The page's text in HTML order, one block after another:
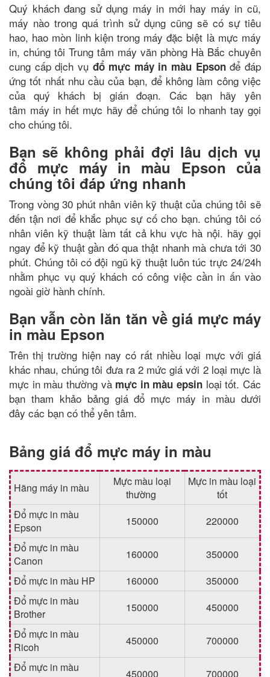
Quý khách đang sử dụng máy in mới hay máy in cũ,
máy nào trong quá trình sử dụng cũng sẽ có sự tiêu
hao, hao mòn linh kiện trong máy đặc biệt là mực máy
in, chúng tôi Trung tâm máy văn phòng Hà Bắc chuyên
cung cấp dịch vụ đổ mực máy in màu Epsonđể đáp
ứng tốt nhất nhu cầu của bạn, để không làm công việc
của quý khách bị gián đoạn. Các bạn hãy yên
tâm máy in hết mực hãy để chúng tôi lo nhanh tay gọi
cho chúng tôi.
Bạn sẽ không phải đợi lâu dịch vụ
đổ mực máy in màu Epson của
chúng tôi đáp ứng nhanh
Trong vòng 30 phút nhân viên kỹ thuật của chúng tôi sẽ
đến tận nơi để khắc phục sự cố cho bạn. chúng tôi có
nhân viên kỹ thuật làm tất cả khu vực hà nội. hãy gọi
ngay để kỹ thuật gần đó qua thật nhanh mà chưa tới 30
phút. Chúng tôi có đội ngũ kỹ thuật luôn túc trực 24/24h
nhằm phục vụ quý khách có công việc cần in ấn vào
ngoài giờ hành chính.
Bạn vẫn còn lăn tăn về giá mực máy
in màu Epson
Trên thị trường hiện nay có rất nhiều loại mực với giá
khác nhau, chúng tôi đưa ra 2 mức giá với 2 loại mực là
mực in màu thường và mực in màu epsin loại tốt. Các
bạn tham khảo bảng giá đổ mực máy in màu dưới
đây các bạn có thể yên tâm.
Bảng giá đổ mực máy in màu
Hãng máy in màu
Mực màu loại
thường
Mực in màu loại
tốt
Đổ mực in màu
Epson
150000
220000
Đổ mực in màu
Canon
160000
350000
Đổ mực in màu HP
160000
350000
Đổ mực in màu
Brother
150000
450000
Đổ mực in màu
Ricoh
450000
700000
Đổ mực in màu
450000 700000